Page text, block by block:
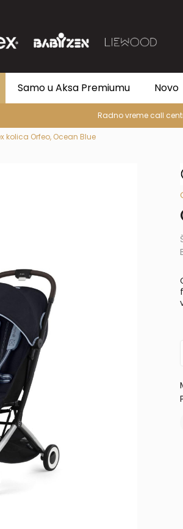
Samo u Aksa Premiumu Novo
Radno vreme call centra 10-
kolica Orfeo, Ocean Blue